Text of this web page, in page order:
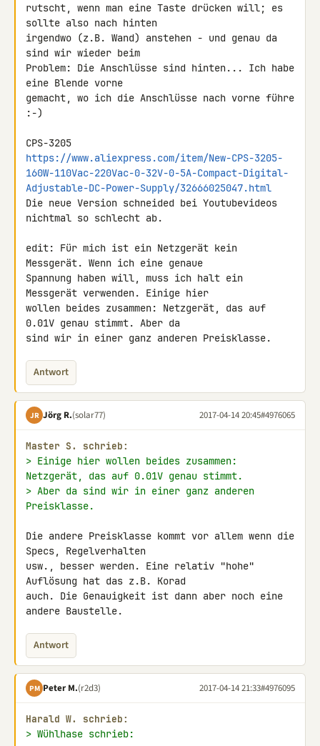
rutscht, wenn man eine Taste drücken will; es
sollte also nach hinten
irgendwo (z.B. Wand) anstehen - und genau da
sind wir wieder beim
Problem: Die Anschlüsse sind hinten... Ich habe
eine Blende vorne
gemacht, wo ich die Anschlüsse nach vorne führe
:-)
https://www.aliexpress.com/item/New-CPS-3205-
160W-110Vac-220Vac-0-32V-0-5A-Compact-Digital-
Adjustable-DC-Power-Supply/32666025047.html
Die neue Version schneided bei Youtubevideos
nichtmal so schlecht ab.
edit: Für mich ist ein Netzgerät kein
Messgerät. Wenn ich eine genaue
Spannung haben will, muss ich halt ein
Messgerät verwenden. Einige hier
wollen beides zusammen: Netzgerät, das auf
0.01V genau stimmt. Aber da
sind wir in einer ganz anderen Preisklasse.
Antwort
JR Jörg R.(solar77) 2017-04-14 20:45#4976065
Master S. schrieb:
> Einige hier wollen beides zusammen:
Netzgerät, das auf 0.01V genau stimmt.
> Aber da sind wir in einer ganz anderen
Preisklasse.
Die andere Preisklasse kommt vor allem wenn die
Specs, Regelverhalten
usw., besser werden. Eine relativ "hohe"
Auflösung hat das z.B. Korad
auch. Die Genauigkeit ist dann aber noch eine
andere Baustelle.
Antwort
PM Peter M.(r2d3) 2017-04-14 21:33#4976095
Harald W. schrieb:
> Wühlhase schrieb: